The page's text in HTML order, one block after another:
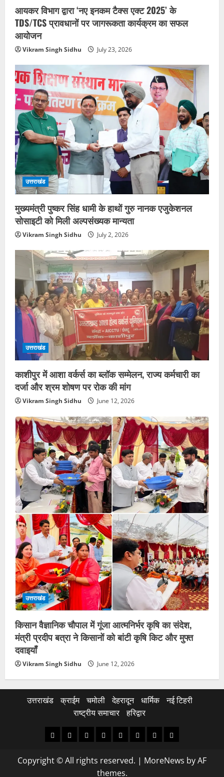
आयकर विभाग द्वारा ‘नए इनकम टैक्स एक्ट 2025’ के
TDS/TCS प्रावधानों पर जागरूकता कार्यक्रम का सफल
आयोजन
Vikram Singh Sidhu July 23, 2026
उत्तराखंड
मुख्यमंत्री पुष्कर सिंह धामी के हाथों गुरु नानक एजुकेशनल
सोसाइटी को मिली अल्पसंख्यक मान्यता
Vikram Singh Sidhu July 2, 2026
उत्तराखंड
काशीपुर में आशा वर्कर्स का ब्लॉक सम्मेलन, राज्य कर्मचारी का
दर्जा और श्रम शोषण पर रोक की मांग
Vikram Singh Sidhu June 12, 2026
उत्तराखंड
किसान वैज्ञानिक चौपाल में गूंजा आत्मनिर्भर कृषि का संदेश,
मंत्री प्रदीप बत्रा ने किसानों को बांटी कृषि किट और मुफ्त
दवाइयाँ
Vikram Singh Sidhu June 12, 2026
उत्तराखंड क्राईम चमोली देहरादून धार्मिक
नई टिहरी
राष्ट्रीय समाचार
हरिद्वार
उत्तराखंडक्राईमचमोलीदेहरादूनधार्मिकनई
राष्ट्रीयहरिद्वार
Copyright © All rights reserved. | MoreNews by AF
themes.